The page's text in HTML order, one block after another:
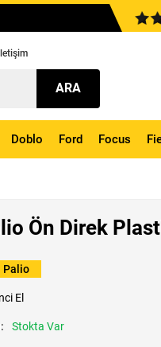
ARA
Doblo Ford Focus
Ön Direk
Palio
El
Stokta Var